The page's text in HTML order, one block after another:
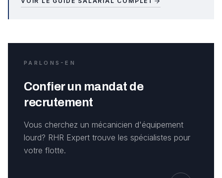
PARLONS-EN
Confier un mandat de
recrutement
Vous cherchez un mécanicien d'équipement
lourd? RHR Expert trouve les spécialistes pour
votre flotte.